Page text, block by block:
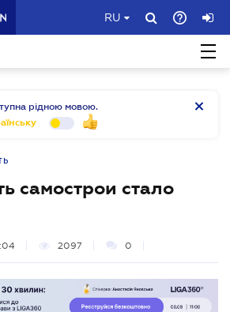
RU
рідною мовою.
самострои стало
2097 0